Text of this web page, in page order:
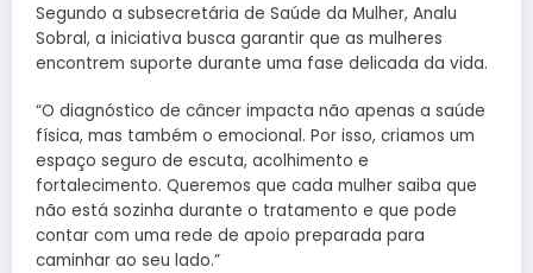
Segundo a subsecretária de Saúde da Mulher, Analu
Sobral, a iniciativa busca garantir que as mulheres
encontrem suporte durante uma fase delicada da vida.
“O diagnóstico de câncer impacta não apenas a saúde
física, mas também o emocional. Por isso, criamos um
espaço seguro de escuta, acolhimento e
fortalecimento. Queremos que cada mulher saiba que
não está sozinha durante o tratamento e que pode
contar com uma rede de apoio preparada para
caminhar ao seu lado.”